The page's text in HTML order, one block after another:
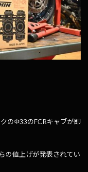
のΦ33のFCRキャブが即
の値上げが発表されてい